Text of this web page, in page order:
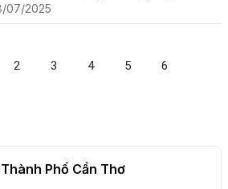
07/2025
2 3 4 5 6
Phố Cần Thơ